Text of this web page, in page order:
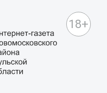
18+